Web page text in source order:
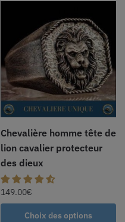
Chevalière homme tête de
lion cavalier protecteur
des dieux
149.00€
Choix des options